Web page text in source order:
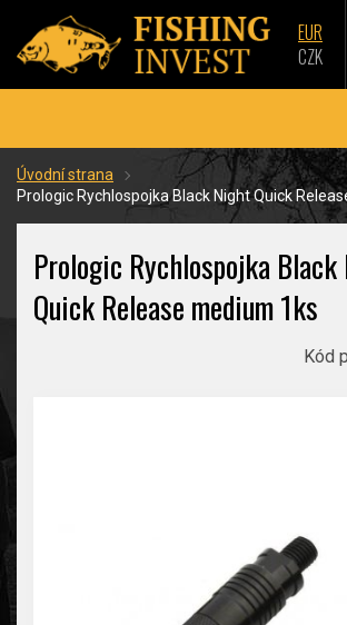
EUR
CZK
Úvodní strana
Prologic Rychlospojka Black Night Quick
Prologic Rychlospojka
Quick Release medium 1ks
Kód